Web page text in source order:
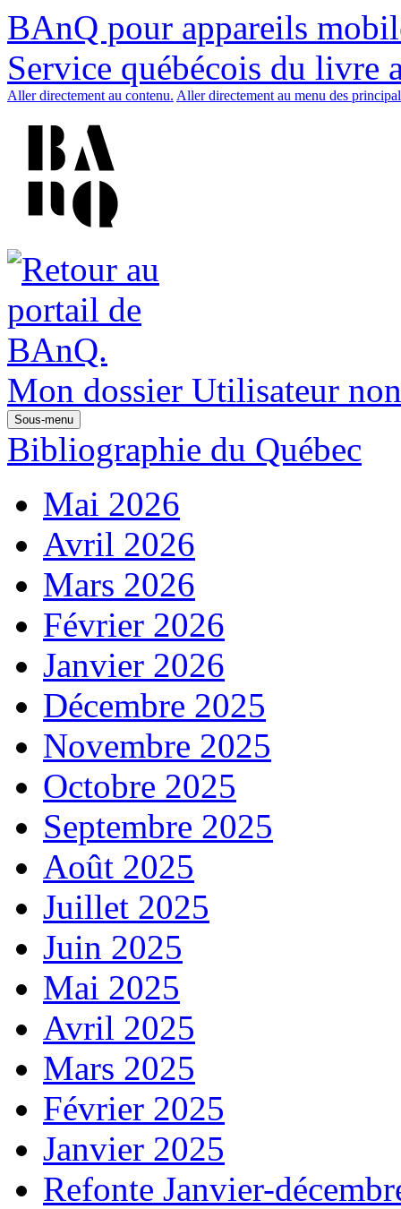
BAnQ pour appareils
Service québécois du livre
Aller directement au contenu. Aller directement au menu des
Mon dossier Utilisateur
Sous-menu
Bibliographie du Québec
Mai 2026
Avril 2026
Mars 2026
Février 2026
Janvier 2026
Décembre 2025
Novembre 2025
Octobre 2025
Septembre 2025
Août 2025
Juillet 2025
Juin 2025
Mai 2025
Avril 2025
Mars 2025
Février 2025
Janvier 2025
Refonte Janvier-